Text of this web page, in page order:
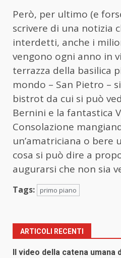
Però, per ultimo (e
scrivere di una notizia
interdetti, anche i
vengono ogni anno in
terrazza della basilica
mondo – San Pietro –
bistrot da cui si può
Bernini e la fantastica
Consolazione
un’amatriciana o bere
cosa si può dire a
augurarsi che non sia
Tags: primo piano
ARTICOLI RECENTI
Il video della catena umana